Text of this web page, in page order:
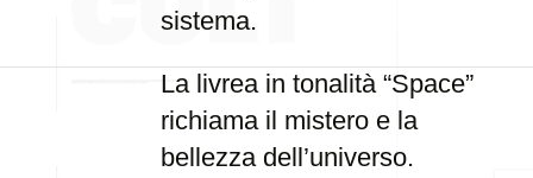
sistema.
La livrea in tonalità “Space”
richiama il mistero e la
bellezza dell’universo.